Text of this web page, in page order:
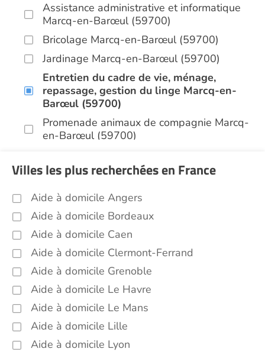
Assistance administrative et informatique
Marcq-en-Barœul (59700)
Bricolage Marcq-en-Barœul (59700)
Jardinage Marcq-en-Barœul (59700)
Entretien du cadre de vie, ménage,
repassage, gestion du linge Marcq-en-
Barœul (59700)
Promenade animaux de compagnie Marcq-
en-Barœul (59700)
(59700)
(59700)
Voir toutes les aides à domicile à Marcq-en-
Barœul (59700)
Villes les plus recherchées en France
Aide à domicile Angers
Aide à domicile Bordeaux
Aide à domicile Caen
Aide à domicile Clermont-Ferrand
Aide à domicile Grenoble
Aide à domicile Le Havre
Aide à domicile Le Mans
Aide à domicile Lille
Aide à domicile Lyon